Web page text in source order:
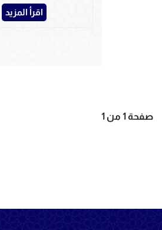
اقرأ المزيد
صفحة 1 من 1